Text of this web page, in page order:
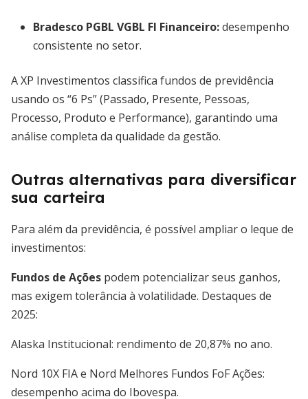
Bradesco PGBL VGBL FI Financeiro:desempenho
consistente no setor.
A XP Investimentos classifica fundos de previdência
usando os “6 Ps” (Passado, Presente, Pessoas,
Processo, Produto e Performance), garantindo uma
análise completa da qualidade da gestão.
Outras alternativas para diversificar
sua carteira
Para além da previdência, é possível ampliar o leque de
investimentos:
Fundos de Ações podem potencializar seus ganhos,
mas exigem tolerância à volatilidade. Destaques de
2025:
Alaska Institucional: rendimento de 20,87% no ano.
Nord 10X FIA e Nord Melhores Fundos FoF Ações:
desempenho acima do Ibovespa.